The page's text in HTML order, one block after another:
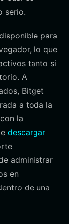
serio.
para
lo que
tanto si
A
Bitget
a toda la
la
descargar
administrar
en
de una